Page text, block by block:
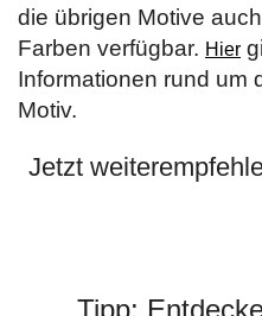
die übrigen Motive
Farben verfügbar. Hier
Informationen rund um
Motiv.
Jetzt
Tipp: